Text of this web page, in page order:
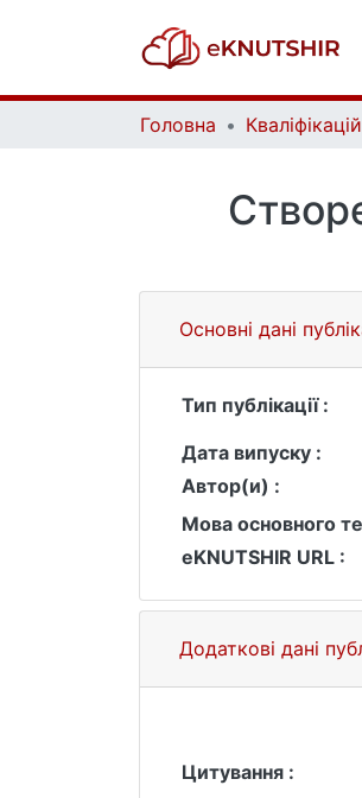
Головна
Основні дані
Тип публікації :
Дата випуску :
Автор(и) :
Мова основного
eKNUTSHIR URL :
Додаткові дані
Цитування :